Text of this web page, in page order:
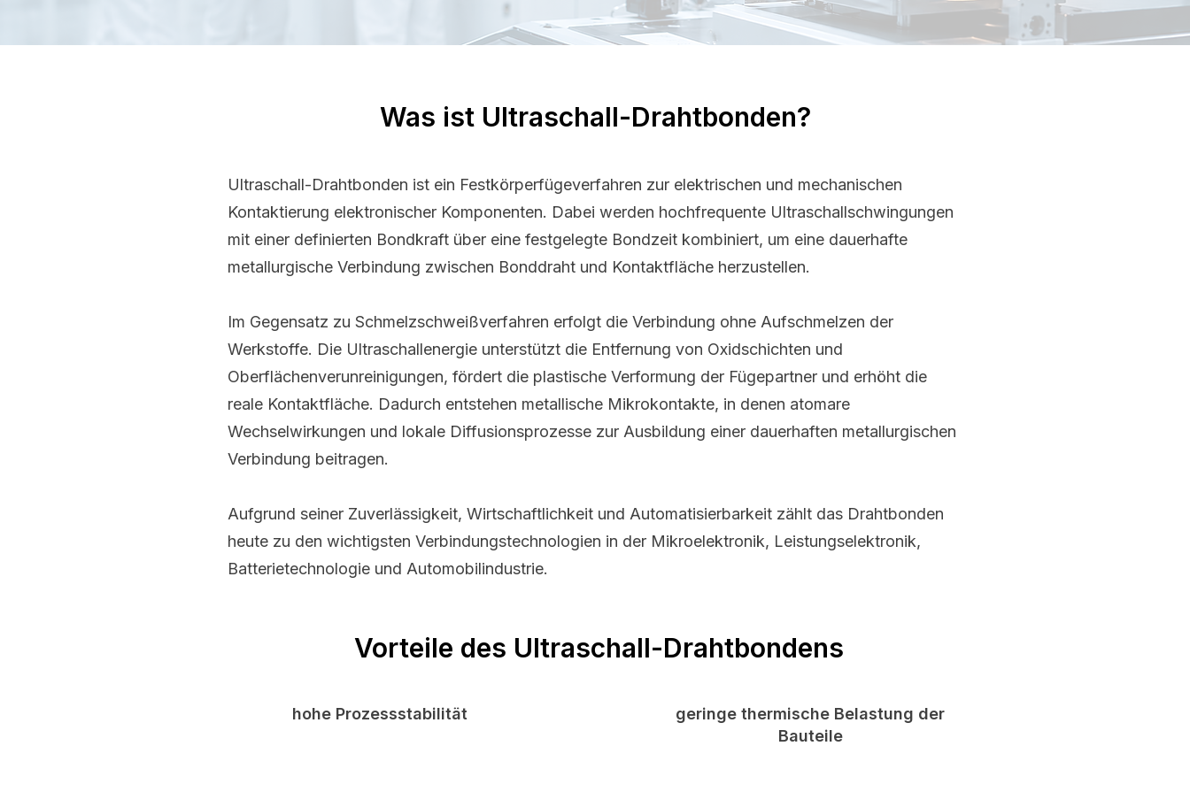
Was ist Ultraschall-Drahtbonden?
Ultraschall-Drahtbonden ist ein Festkörperfügeverfahren zur elektrischen und mechanischen
Kontaktierung elektronischer Komponenten. Dabei werden hochfrequente Ultraschallschwingungen
mit einer definierten Bondkraft über eine festgelegte Bondzeit kombiniert, um eine dauerhafte
metallurgische Verbindung zwischen Bonddraht und Kontaktfläche herzustellen.
Im Gegensatz zu Schmelzschweißverfahren erfolgt die Verbindung ohne Aufschmelzen der
Werkstoffe. Die Ultraschallenergie unterstützt die Entfernung von Oxidschichten und
Oberflächenverunreinigungen, fördert die plastische Verformung der Fügepartner und erhöht die
reale Kontaktfläche. Dadurch entstehen metallische Mikrokontakte, in denen atomare
Wechselwirkungen und lokale Diffusionsprozesse zur Ausbildung einer dauerhaften metallurgischen
Verbindung beitragen.
Aufgrund seiner Zuverlässigkeit, Wirtschaftlichkeit und Automatisierbarkeit zählt das Drahtbonden
heute zu den wichtigsten Verbindungstechnologien in der Mikroelektronik, Leistungselektronik,
Batterietechnologie und Automobilindustrie.
Vorteile des Ultraschall-Drahtbondens
hohe Prozessstabilität
geringe thermische Belastung der
Bauteile